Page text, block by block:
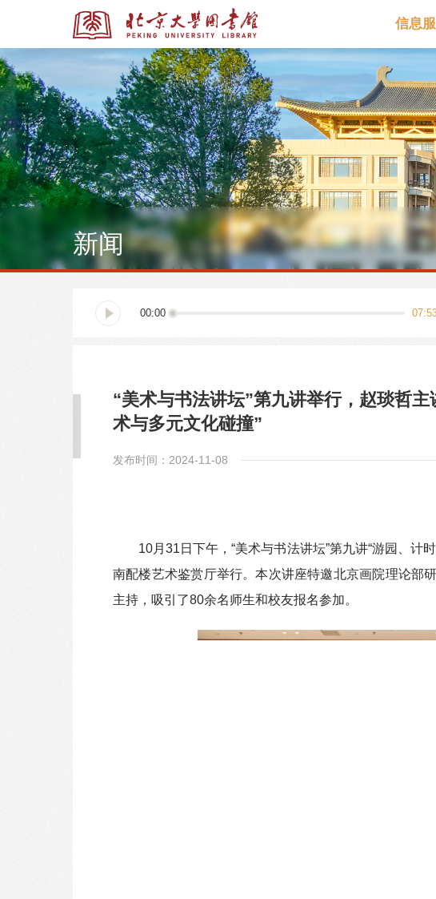
全部资源
全部资源 馆藏目录
多媒体资源 机构知识库
信息
新闻
00:00
“美术与书法讲坛”第九讲举行，赵琰哲
术与多元文化碰撞”
发布时间：2024-11-08
10月31日下午，“美术与书法讲坛”第九讲“游园、
南配楼艺术鉴赏厅举行。本次讲座特邀北京画院理论部
主持，吸引了80余名师生和校友报名参加。